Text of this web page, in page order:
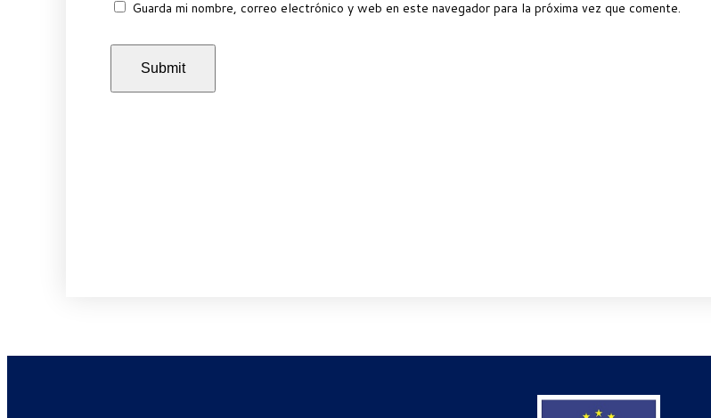
Guarda mi nombre, correo electrónico y web en este navegador para la próxima vez que comente.